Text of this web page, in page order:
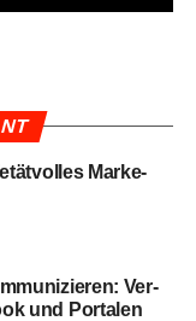
Mar­ke­
Ver­
und Por­ta­len